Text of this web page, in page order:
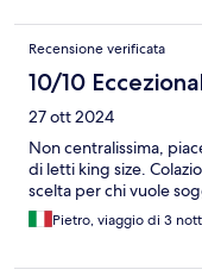
Recensione verificata
10/10
27 ott 2024
Non centralissima,
di letti king size.
scelta per chi vuole
Pietro, viaggio di 3